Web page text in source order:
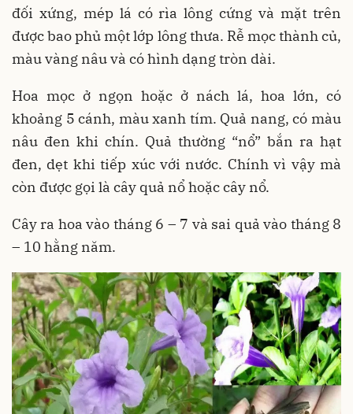
đối xứng, mép lá có rìa lông cứng và mặt trên
được bao phủ một lớp lông thưa. Rễ mọc thành củ,
màu vàng nâu và có hình dạng tròn dài.
Hoa mọc ở ngọn hoặc ở nách lá, hoa lớn, có
khoảng 5 cánh, màu xanh tím. Quả nang, có màu
nâu đen khi chín. Quả thường “nổ” bắn ra hạt
đen, dẹt khi tiếp xúc với nước. Chính vì vậy mà
còn được gọi là cây quả nổ hoặc cây nổ.
Cây ra hoa vào tháng 6 – 7 và sai quả vào tháng 8
– 10 hằng năm.